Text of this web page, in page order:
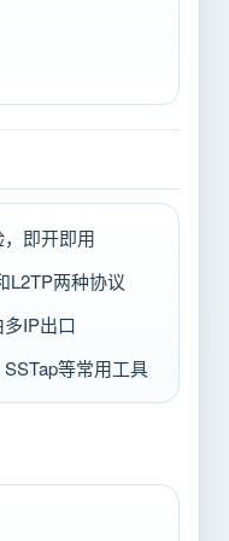
即开即用
L2TP两种协议
IP出口
等常用工具